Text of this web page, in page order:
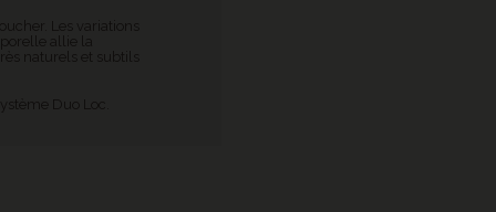
Les variations
allie la
naturels et subtils
Duo Loc.